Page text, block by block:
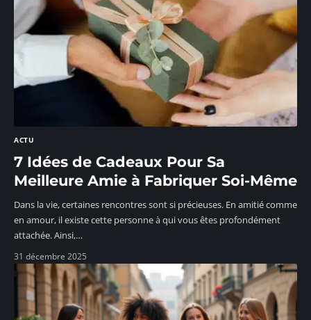
ACTU
7 Idées de Cadeaux Pour Sa
Meilleure Amie à Fabriquer Soi-Même
Dans la vie, certaines rencontres sont si précieuses. En amitié comme
en amour, il existe cette personne à qui vous êtes profondément
attachée. Ainsi,…
31 décembre 2025